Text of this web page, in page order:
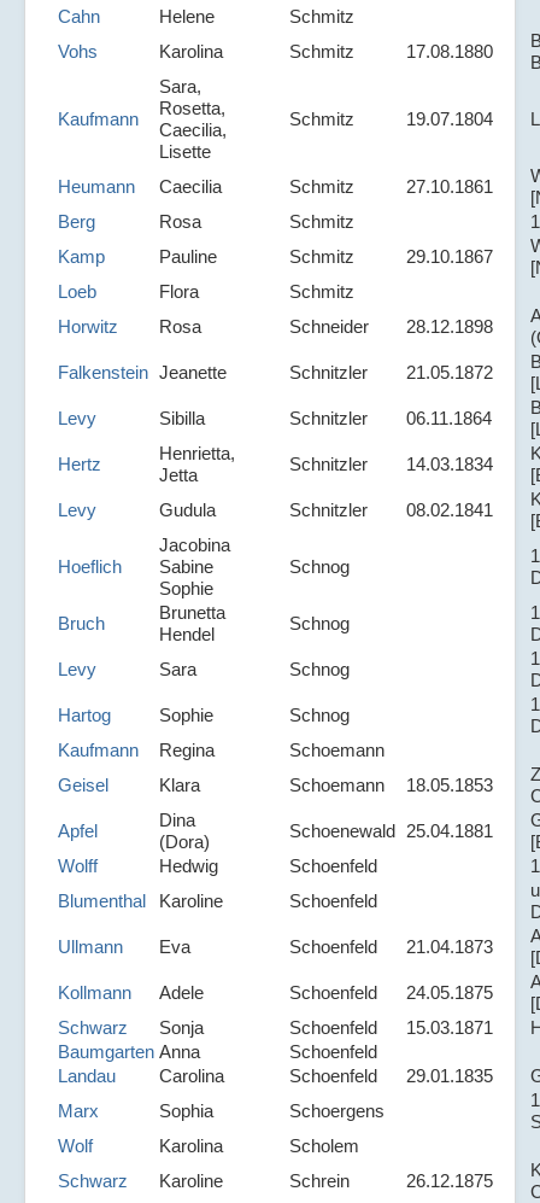
Cahn
Helene
Schmitz
Vohs
Karolina Schmitz 17.08.1880
Kaufmann
Sara,
Rosetta,
Caecilia,
Lisette
Schmitz 19.07.1804
Heumann Caecilia Schmitz 27.10.1861
Berg
Rosa Schmitz
Kamp
Pauline Schmitz 29.10.1867
Loeb
Flora
Schmitz
Horwitz
Rosa Schneider 28.12.1898
Falkenstein Jeanette Schnitzler 21.05.1872
Levy
Sibilla Schnitzler 06.11.1864
Hertz
Henrietta,
Jetta
Schnitzler 14.03.1834
Levy
Gudula Schnitzler 08.02.1841
Hoeflich
Jacobina
Sabine
Sophie
Schnog
Bruch
Brunetta
Hendel
Schnog
Levy
Sara Schnog
Hartog
Sophie Schnog
Kaufmann
Regina
Schoemann
Geisel
Klara Schoemann 18.05.1853
Apfel
Dina
(Dora)
Schoenewald 25.04.1881
Wolff
Hedwig Schoenfeld
Blumenthal
Karoline Schoenfeld
Ullmann
Eva Schoenfeld 21.04.1873
Kollmann
Adele Schoenfeld 24.05.1875
Schwarz
Sonja Schoenfeld 15.03.1871
Baumgarten Anna
Schoenfeld
Landau
Carolina Schoenfeld 29.01.1835
Marx
Sophia Schoergens
Wolf
Karolina
Scholem
Schwarz
Karoline Schrein 26.12.1875